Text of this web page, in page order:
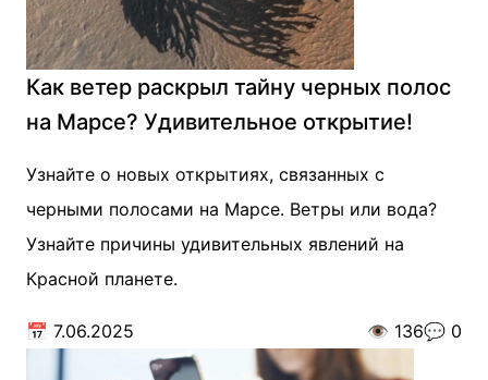
Как ветер раскрыл тайну черных полос
на Марсе? Удивительное открытие!
Узнайте о новых открытиях, связанных с
черными полосами на Марсе. Ветры или вода?
Узнайте причины удивительных явлений на
Красной планете.
📅 7.06.2025 👁️ 136💬 0